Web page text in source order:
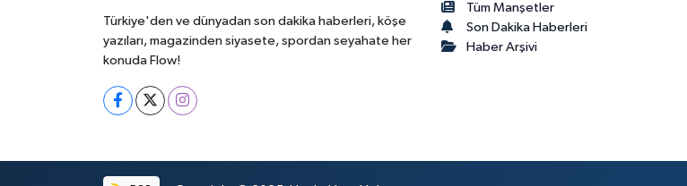
Türkiye'den ve dünyadan son dakika haberleri, köşe
yazıları, magazinden siyasete, spordan seyahate her
konuda Flow!
Tüm Manşetler
Son Dakika Haberleri
Haber Arşivi